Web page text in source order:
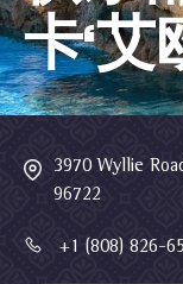
卡‘
3970 Wyllie
96722
+1 (808) 826-